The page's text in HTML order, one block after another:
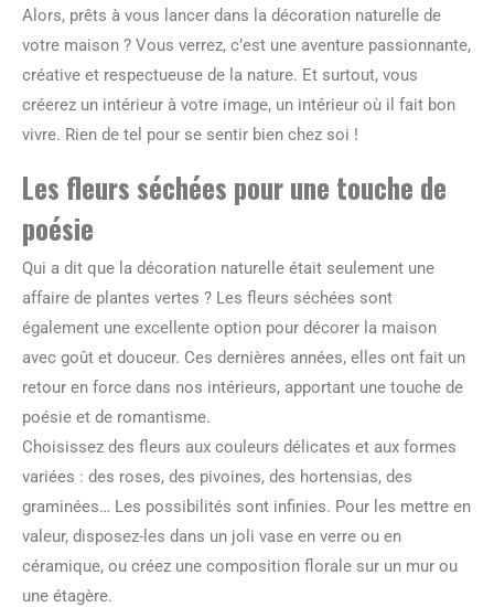
Alors, prêts à vous lancer dans la décoration naturelle de
votre maison ? Vous verrez, c’est une aventure passionnante,
créative et respectueuse de la nature. Et surtout, vous
créerez un intérieur à votre image, un intérieur où il fait bon
vivre. Rien de tel pour se sentir bien chez soi !
Les fleurs séchées pour une touche de
poésie
Qui a dit que la décoration naturelle était seulement une
affaire de plantes vertes ? Les fleurs séchées sont
également une excellente option pour décorer la maison
avec goût et douceur. Ces dernières années, elles ont fait un
retour en force dans nos intérieurs, apportant une touche de
poésie et de romantisme.
Choisissez des fleurs aux couleurs délicates et aux formes
variées : des roses, des pivoines, des hortensias, des
graminées… Les possibilités sont infinies. Pour les mettre en
valeur, disposez-les dans un joli vase en verre ou en
céramique, ou créez une composition florale sur un mur ou
une étagère.